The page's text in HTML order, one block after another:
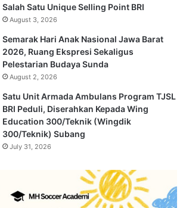
Salah Satu Unique Selling Point BRI
August 3, 2026
Semarak Hari Anak Nasional Jawa Barat
2026, Ruang Ekspresi Sekaligus
Pelestarian Budaya Sunda
August 2, 2026
Satu Unit Armada Ambulans Program TJSL
BRI Peduli, Diserahkan Kepada Wing
Education 300/Teknik (Wingdik
300/Teknik) Subang
July 31, 2026